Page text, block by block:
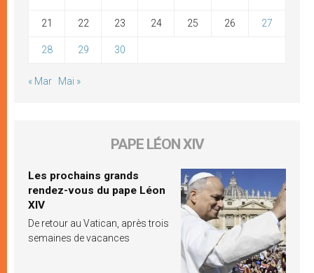
21 22 23 24 25 26 27
28 29 30
« Mar Mai »
PAPE LÉON XIV
Les prochains grands
rendez-vous du pape Léon
XIV
De retour au Vatican, après trois
semaines de vacances